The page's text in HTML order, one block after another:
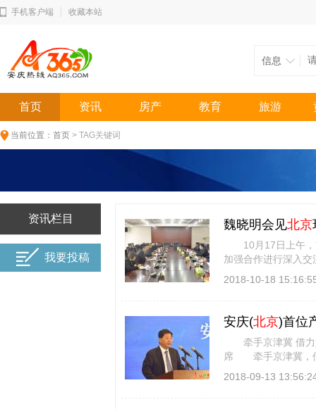
手机客户端 收藏本站
信息
首页 资讯 房产 教育 旅游
当前位置： 首页 > TAG关键词
资讯栏目
我要投稿
魏晓明会见北京
10月17日上午，
加强合作进行深入
2018-10-18
安庆(北京)首位
牵手京津冀 借
席 牵手京津冀，
2018-09-13